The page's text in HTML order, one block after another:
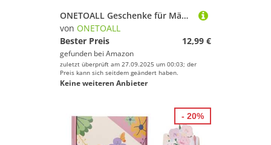
ONETOALL Geschenke für Mädchen 10 11 12 Jahre, Bauchtasche Kinder mit Buchstaben, Verstellbare Sling Bag Damen, Teenager Personalisierte Geschenkidee für Geburtstag Kindertag
von ONETOALL
Bester Preis
12,99 €
gefunden bei Amazon
zuletzt überprüft am 27.09.2025 um 00:03; der
Preis kann sich seitdem geändert haben.
Keine weiteren Anbieter
- 20%